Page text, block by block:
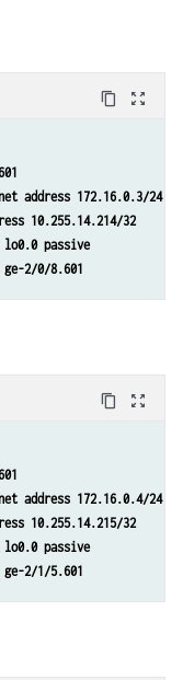
neighbor
content_copy zoom_out_map
address 172.16.0.3/24
10.255.14.214/32
passive
2/0/8.601
content_copy zoom_out_map
address 172.16.0.4/24
10.255.14.215/32
passive
2/1/5.601